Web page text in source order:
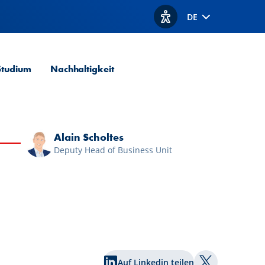
Optionen zur
DE
Nachhaltigkeit
Alain Scholtes
Deputy Head of Business Unit
Auf Linkedin teilen